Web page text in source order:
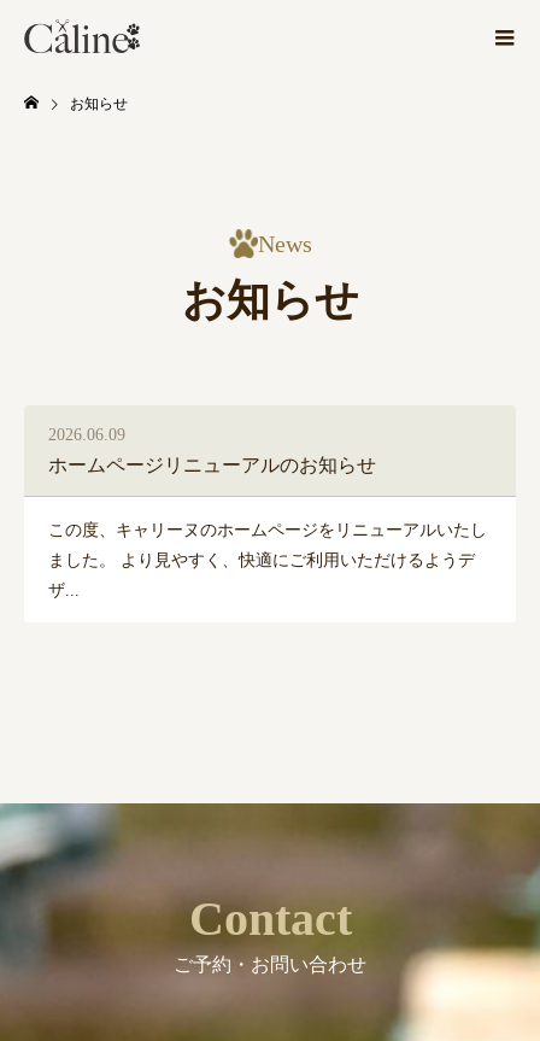
お知らせ
News
お知らせ
2026.06.09
ホームページリニューアルのお知らせ
この度、キャリーヌのホームページをリニューアルいたし
ました。 より見やすく、快適にご利用いただけるようデ
ザ...
Contact
ご予約・お問い合わせ